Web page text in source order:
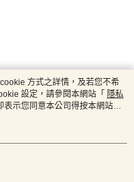
方式之詳情，及若您不希
設定，請參閱本網站「 隱私
表示您同意本公司得按本網站使